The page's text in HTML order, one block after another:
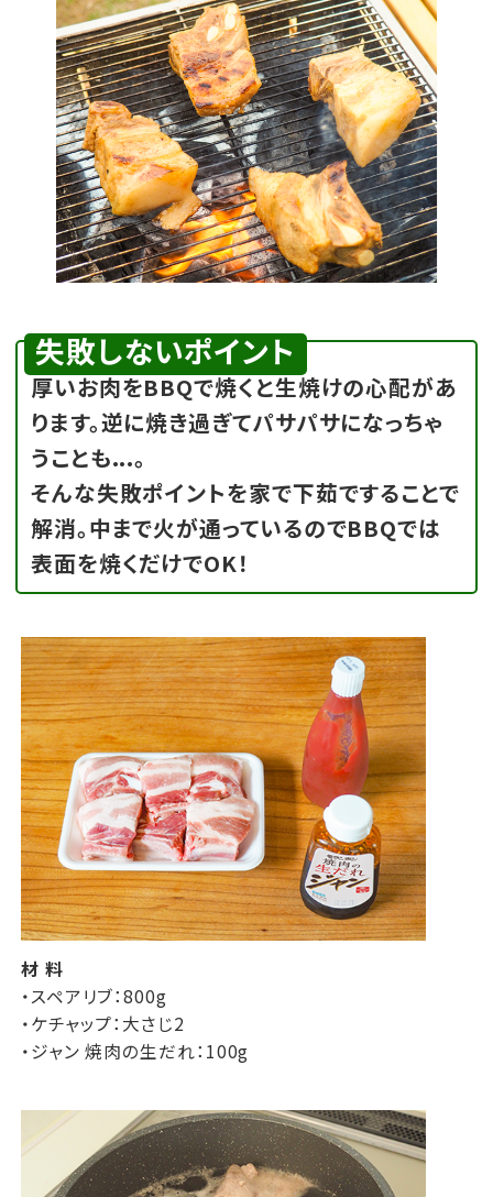
失敗しないポイント
厚いお肉をBBQで焼くと生焼けの心配があ
ります。逆に焼き過ぎてパサパサになっちゃ
うことも...。
そんな失敗ポイントを家で下茹ですることで
解消。中まで火が通っているのでBBQでは
表面を焼くだけでOK！
材 料
・スペアリブ：800g
・ケチャップ：大さじ2
・ジャン 焼肉の生だれ：100g